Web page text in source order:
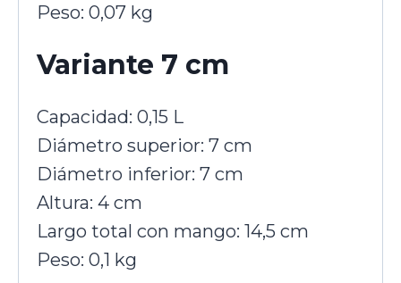
Peso: 0,07 kg
Variante 7 cm
Capacidad: 0,15 L
Diámetro superior: 7 cm
Diámetro inferior: 7 cm
Altura: 4 cm
Largo total con mango: 14,5 cm
Peso: 0,1 kg